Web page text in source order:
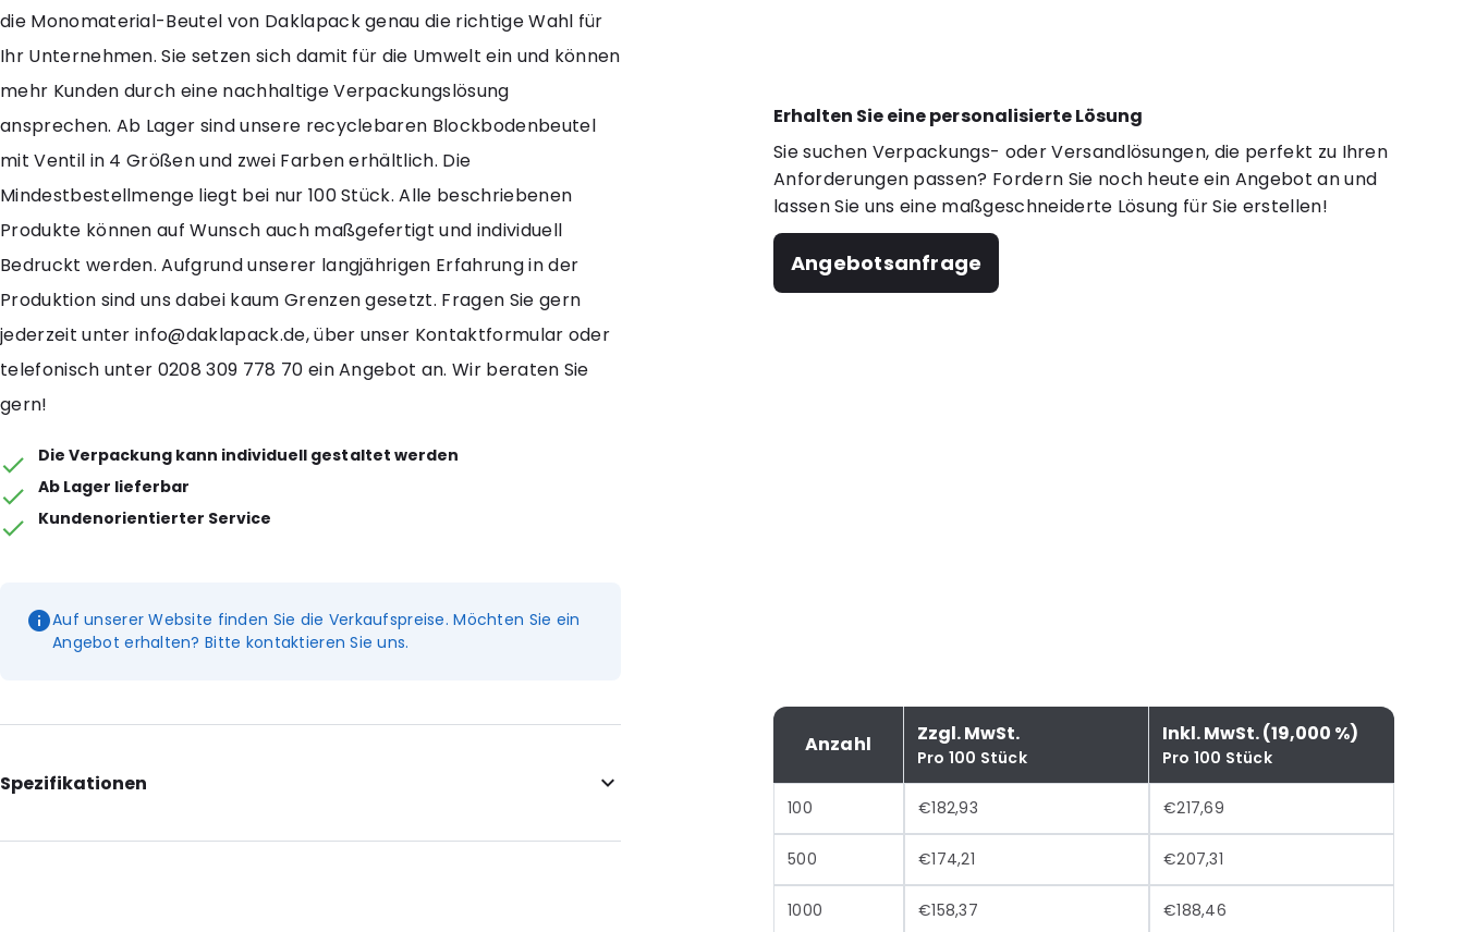
Erhalten Sie eine personalisierte Lösung
Sie suchen Verpackungs- oder Versandlösungen, die perfekt zu Ihren
Anforderungen passen? Fordern Sie noch heute ein Angebot an und
lassen Sie uns eine maßgeschneiderte Lösung für Sie erstellen!
Angebotsanfrage
Anzahl Zzgl. MwSt.
Pro 100 Stück
Inkl. MwSt. (19,000 %)
Pro 100 Stück
100 €182,93 €217,69
500 €174,21 €207,31
1000 €158,37 €188,46
die Monomaterial-Beutel von Daklapack genau die richtige Wahl für
Ihr Unternehmen. Sie setzen sich damit für die Umwelt ein und können
mehr Kunden durch eine nachhaltige Verpackungslösung
ansprechen. Ab Lager sind unsere recyclebaren Blockbodenbeutel
mit Ventil in 4 Größen und zwei Farben erhältlich. Die
Mindestbestellmenge liegt bei nur 100 Stück. Alle beschriebenen
Produkte können auf Wunsch auch maßgefertigt und individuell
Bedruckt werden. Aufgrund unserer langjährigen Erfahrung in der
Produktion sind uns dabei kaum Grenzen gesetzt. Fragen Sie gern
jederzeit unter info@daklapack.de, über unser Kontaktformular oder
telefonisch unter 0208 309 778 70 ein Angebot an. Wir beraten Sie
gern!
Die Verpackung kann individuell gestaltet werden
Ab Lager lieferbar
Kundenorientierter Service
Auf unserer Website finden Sie die Verkaufspreise. Möchten Sie ein
Angebot erhalten? Bitte kontaktieren Sie uns.
Spezifikationen
Internal Length: 277